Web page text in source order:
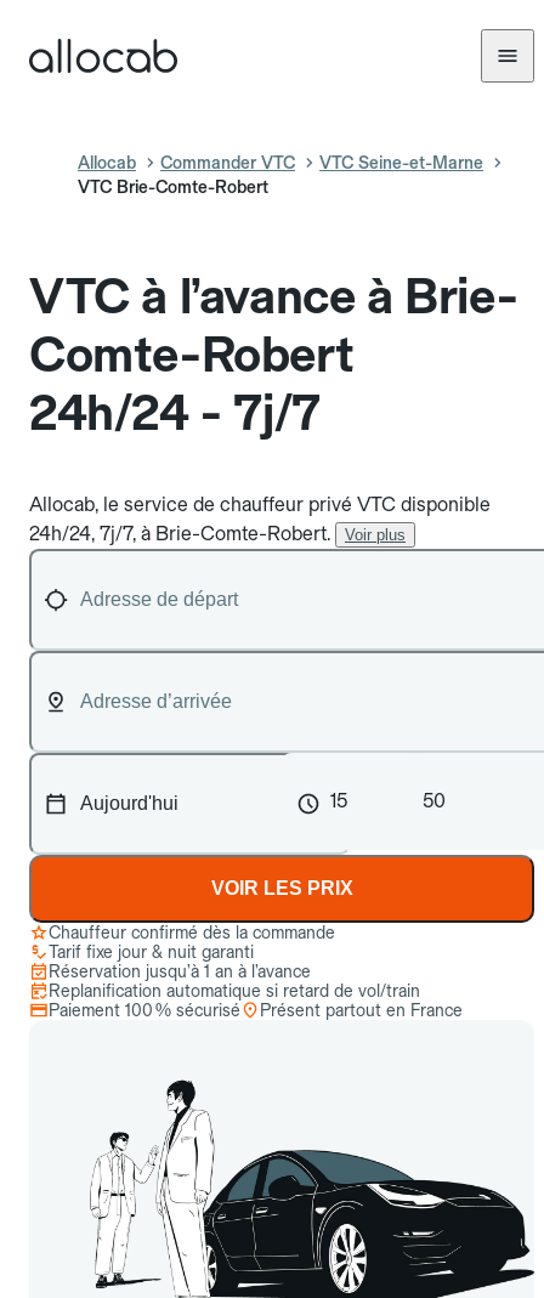
Allocab Commander VTC
VTC Seine-et-Marne
VTC Brie-Comte-Robert
VTC à l’avance à Brie-
Comte-Robert
24h/24 - 7j/7
Allocab, le service de chauffeur privé VTC disponible
24h/24, 7j/7, à Brie-Comte-Robert.
Voir plus
15 50
VOIR LES PRIX
Chauffeur confirmé dès la commande
Tarif fixe jour & nuit garanti
Réservation jusqu’à 1 an à l’avance
Replanification automatique si retard de vol/train
Paiement 100 % sécurisé
Présent partout en France